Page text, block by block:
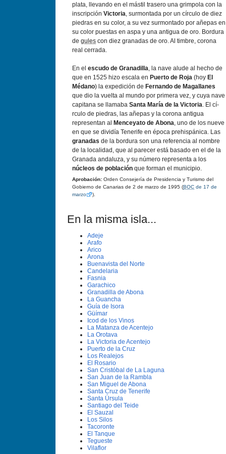
plata, llevando en el mástil trasero una grimpola con la
inscripción Victoria, surmontada por un cí­rculo de diez
piedras en su color, a su vez surmontado por añepas en
su color puestas en aspa y una antigua de oro. Bordura
de gules con diez granadas de oro. Al timbre, corona
real cerrada.
En el escudo de Granadilla, la nave alude al hecho de
que en 1525 hizo escala en Puerto de Roja (hoy El
Médano) la expedición de Fernando de Magallanes
que dio la vuelta al mundo por primera vez, y cuya nave
capitana se llamaba Santa Marí­a de la Victoria. El cí­
rculo de piedras, las añepas y la corona antigua
representan al Menceyato de Abona, uno de los nueve
en que se dividí­a Tenerife en época prehispánica. Las
granadas de la bordura son una referencia al nombre
de la localidad, que al parecer está basado en el de la
Granada andaluza, y su número representa a los
núcleos de población que forman el municipio.
Aprobación: Orden Consejerí­a de Presidencia y Turismo del
Gobierno de Canarias de 2 de marzo de 1995 (BOC de 17 de
marzo
).
En la misma isla...
Adeje
Arafo
Arico
Arona
Buenavista del Norte
Candelaria
Fasnia
Garachico
Granadilla de Abona
La Guancha
Guí­a de Isora
Güí­mar
Icod de los Vinos
La Matanza de Acentejo
La Orotava
La Victoria de Acentejo
Puerto de la Cruz
Los Realejos
El Rosario
San Cristóbal de La Laguna
San Juan de la Rambla
San Miguel de Abona
Santa Cruz de Tenerife
Santa Úrsula
Santiago del Teide
El Sauzal
Los Silos
Tacoronte
El Tanque
Tegueste
Vilaflor